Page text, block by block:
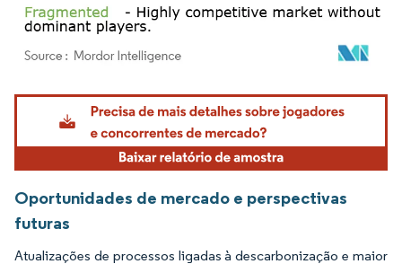
Imagem © Mordor Intelligence. O reuso requer atribuição conforme CC BY 4.0.
Oportunidades de mercado e perspectivas
futuras
Atualizações de processos ligadas à descarbonização e maior